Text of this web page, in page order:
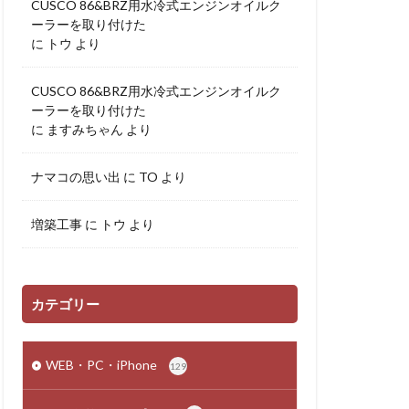
CUSCO 86&BRZ用水冷式エンジンオイルク
ーラーを取り付けた
に トウ より
CUSCO 86&BRZ用水冷式エンジンオイルク
ーラーを取り付けた
に ますみちゃん より
ナマコの思い出 に TO より
増築工事 に トウ より
カテゴリー
WEB・PC・iPhone 129